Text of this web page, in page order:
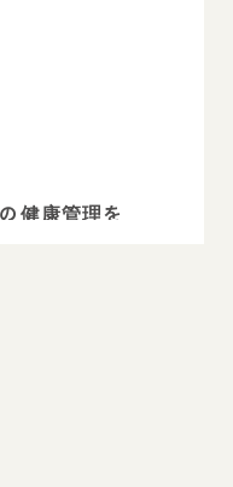
健康管理を